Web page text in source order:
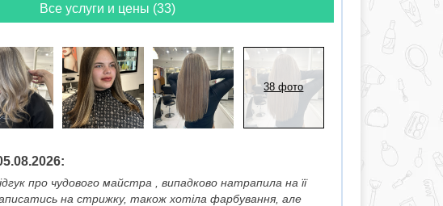
Все услуги и цены (33)
38 фото
про чудового майстра , випадково натрапила на її
на стрижку, також хотіла фарбування, але